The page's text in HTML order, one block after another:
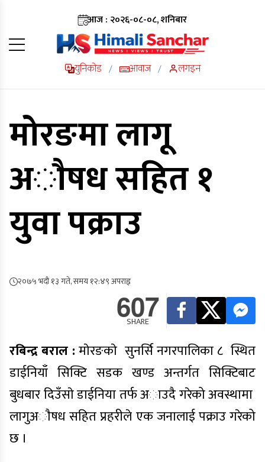
आज : २०२६-०८-०८, शनिबार
युनिकोड / आवाज / लगइन
मोरङमा लागू
अाैषध सहित १
युवा पक्राउ
२०७५ भदौ १३ गते, समय १२:४९ अपराह्न
607
SHARE
रबिन्द्र बराल :माेरङकाे सुनर्सि नगरपालिका ८ स्थित
डाईनियाँ सिक्टि सडक खण्ड अन्तर्गत सिक्टिबाट
बुधबार दिउँसाे डाईनिया तर्फ अाउदै गरेको अवस्थामा
लागुअाैषध सहित प्रहरीले एक जनालाई पक्राउ गरेको
छ ।